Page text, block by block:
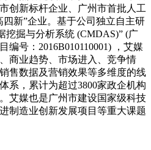
创新标杆企业、广州市首批人工
新”企业。基于公司独立自主研
挖掘与分析系统 (CMDAS)” (广
编号：2016B010110001) ，艾媒
商业趋势、市场进入、竞争情
售数据及营销效果等多维度的线
系，累计为超过3800家政企机构
艾媒也是广州市建设国家级科技
制造业创新发展项目等重大课题